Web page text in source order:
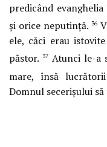
predicând
şi orice neputinţă. 36
ele, căci erau
păstor. 37 Atunci le-a
mare, însă
Domnul secerişului